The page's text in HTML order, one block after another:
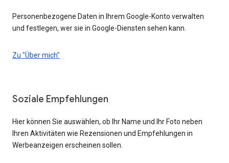
Personenbezogene Daten in Ihrem Google-Konto verwalten
und festlegen, wer sie in Google-Diensten sehen kann.
Zu "Über mich"
Soziale Empfehlungen
Hier können Sie auswählen, ob Ihr Name und Ihr Foto neben
Ihren Aktivitäten wie Rezensionen und Empfehlungen in
Werbeanzeigen erscheinen sollen.